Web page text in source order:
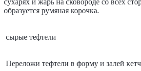
образуется румяная корочка.
сырые тефтели
Переложи тефтели в форму и залей